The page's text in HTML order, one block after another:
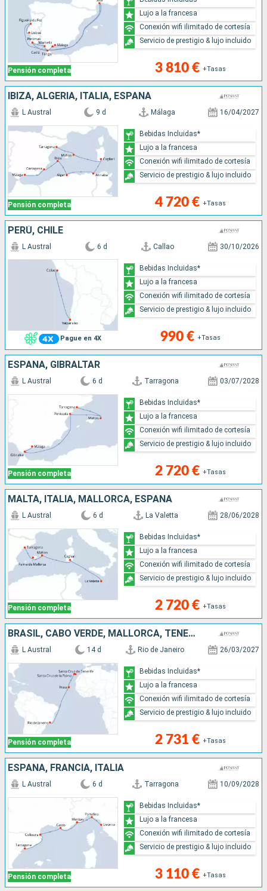
Pensión completa 3 810 € +Tasas
Lujo a la francesa
Conexión wifi ilimitado de cortesía
Servicio de prestigio & lujo incluido
IBIZA, ALGERIA, ITALIA, ESPAÑA
Pensión completa
L Austral 9 d Málaga 16/04/2027
4 720 € +Tasas
Bebidas Incluidas*
Lujo a la francesa
Conexión wifi ilimitado de cortesía
Servicio de prestigio & lujo incluido
PERÚ, CHILE
Pague en 4X
L Austral 6 d Callao 30/10/2026
990 € +Tasas
Bebidas Incluidas*
Lujo a la francesa
Conexión wifi ilimitado de cortesía
Servicio de prestigio & lujo incluido
ESPAÑA, GIBRALTAR
Pensión completa
L Austral 6 d Tarragona 03/07/2028
2 720 € +Tasas
Bebidas Incluidas*
Lujo a la francesa
Conexión wifi ilimitado de cortesía
Servicio de prestigio & lujo incluido
MALTA, ITALIA, MALLORCA, ESPAÑA
Pensión completa
L Austral 6 d La Valetta 28/06/2028
2 720 € +Tasas
Bebidas Incluidas*
Lujo a la francesa
Conexión wifi ilimitado de cortesía
Servicio de prestigio & lujo incluido
BRASIL, CABO VERDE, MALLORCA, TENERIFE
Pensión completa
L Austral 14 d Rio de Janeiro 26/03/2027
2 731 € +Tasas
Bebidas Incluidas*
Lujo a la francesa
Conexión wifi ilimitado de cortesía
Servicio de prestigio & lujo incluido
ESPAÑA, FRANCIA, ITALIA
Pensión completa
L Austral 6 d Tarragona 10/09/2028
3 110 € +Tasas
Bebidas Incluidas*
Lujo a la francesa
Conexión wifi ilimitado de cortesía
Servicio de prestigio & lujo incluido